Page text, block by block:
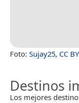
Foto: Sujay25, CC
Destinos
Los mejores